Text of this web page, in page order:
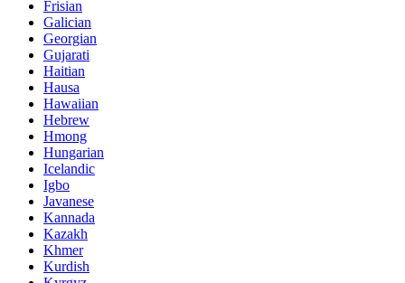
Frisian
Galician
Georgian
Gujarati
Haitian
Hausa
Hawaiian
Hebrew
Hmong
Hungarian
Icelandic
Igbo
Javanese
Kannada
Kazakh
Khmer
Kurdish